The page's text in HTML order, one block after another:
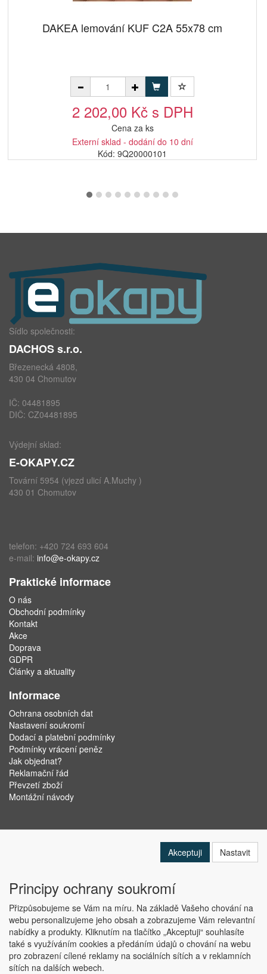
DAKEA lemování KUF C2A 55x78 cm
2 202,00 Kč s DPH
Cena za ks
Externí sklad - dodání do 10 dní
Kód: 9Q20000101
Sídlo společnosti:
DACHOS s.r.o.
Březenecká 4808,
430 04 Chomutov
IČ: 04481895
DIČ: CZ04481895
Výdejní sklad:
E-OKAPY.CZ
Tovární 5954 (vjezd ulicí A.Muchy )
430 01 Chomutov
telefon: +420 724 693 604
e-mail: info@e-okapy.cz
Praktické informace
O nás
Obchodní podmínky
Kontakt
Akce
Doprava
GDPR
Články a aktuality
Informace
Ochrana osobních dat
Nastavení soukromí
Dodací a platební podmínky
Podmínky vrácení peněz
Jak objednat?
Reklamační řád
Převzetí zboží
Montážní návody
Copyright © ABRA Software a.s. 2019
Akceptuji Nastavit
Principy ochrany soukromí
Přizpůsobujeme se Vám na míru. Na základě Vašeho chování na
webu personalizujeme jeho obsah a zobrazujeme Vám relevantní
nabídky a produkty. Kliknutím na tlačítko „Akceptuji“ souhlasíte
také s využíváním cookies a předáním údajů o chování na webu
pro zobrazení cílené reklamy na sociálních sítích a v reklamních
sítích na dalších webech.